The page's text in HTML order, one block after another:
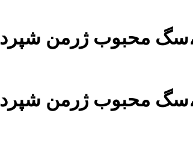
محبوب ژرمن شپرد
محبوب ژرمن شپرد